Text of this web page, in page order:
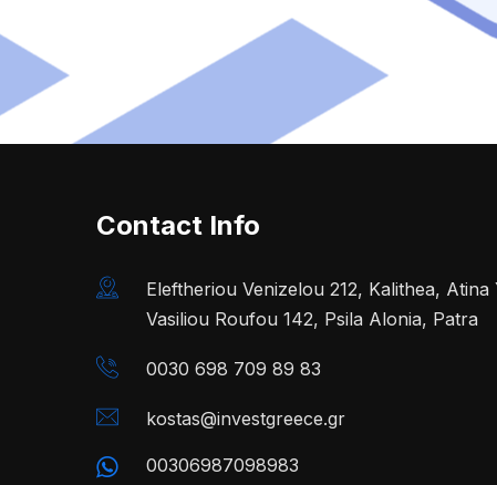
Contact Info
Eleftheriou Venizelou 212, Kalithea, Atina
Vasiliou Roufou 142, Psila Alonia, Patra
0030 698 709 89 83
kostas@investgreece.gr
00306987098983